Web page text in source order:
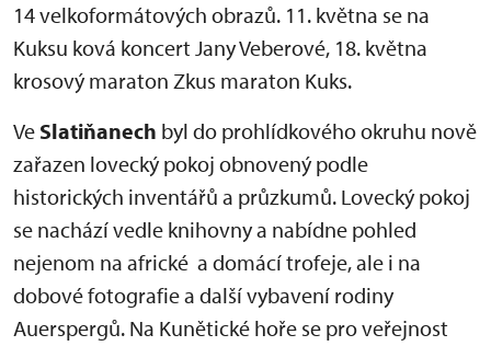
14 velkoformátových obrazů. 11. května se na
Kuksu ková koncert Jany Veberové, 18. května
krosový maraton Zkus maraton Kuks.
Ve Slatiňanech byl do prohlídkového okruhu nově
zařazen lovecký pokoj obnovený podle
historických inventářů a průzkumů. Lovecký pokoj
se nachází vedle knihovny a nabídne pohled
nejenom na africké a domácí trofeje, ale i na
dobové fotografie a další vybavení rodiny
Auerspergů. Na Kunětické hoře se pro veřejnost